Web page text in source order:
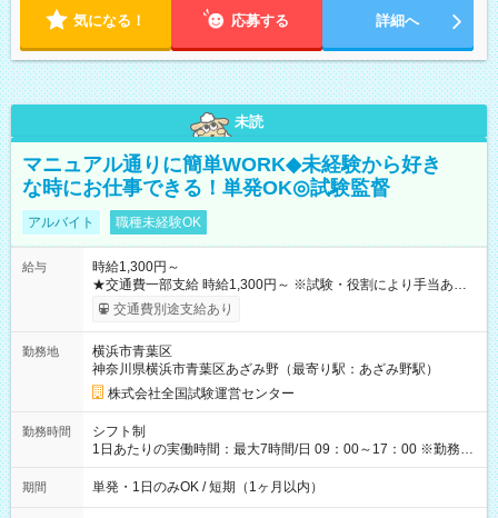
気になる！ 応募する 詳細へ
未読
マニュアル通りに簡単WORK◆未経験から好き
な時にお仕事できる！単発OK◎試験監督
アルバイト 職種未経験OK
給与
時給1,300円～
★交通費一部支給 時給1,300円～ ※試験・役割により手当あり
※勤務回数により昇給あり 【即給（前払い）オプションあ
り！】 希望される場合、勤務から1週間ほどで給与の一部を受け
例】 ・河合塾模擬試験 8:30～17:30（休憩1時間） 時給1,300円
×8時間＝日収10,400円＋交通費 ※当日の役割により時給＋100
円の場合あり ・国家試験 7:00～13:30（休憩なし） 時給1,300
円（役割手当＋100円）×6時間＝日収8,400円＋交通費 【試用期
間】試用期間なし
交通費別途支給あり
勤務地
横浜市青葉区
神奈川県横浜市青葉区あざみ野（最寄り駅：あざみ野駅）
株式会社全国試験運営センター
勤務時間
シフト制
1日あたりの実働時間：最大7時間/日 09：00～17：00 ※勤務時
間は 試験により異なります。
期間 単発・1日のみOK / 短期（1ヶ月以内）